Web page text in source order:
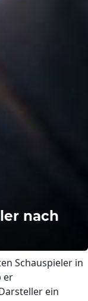
nach
Schauspieler in
er
ein